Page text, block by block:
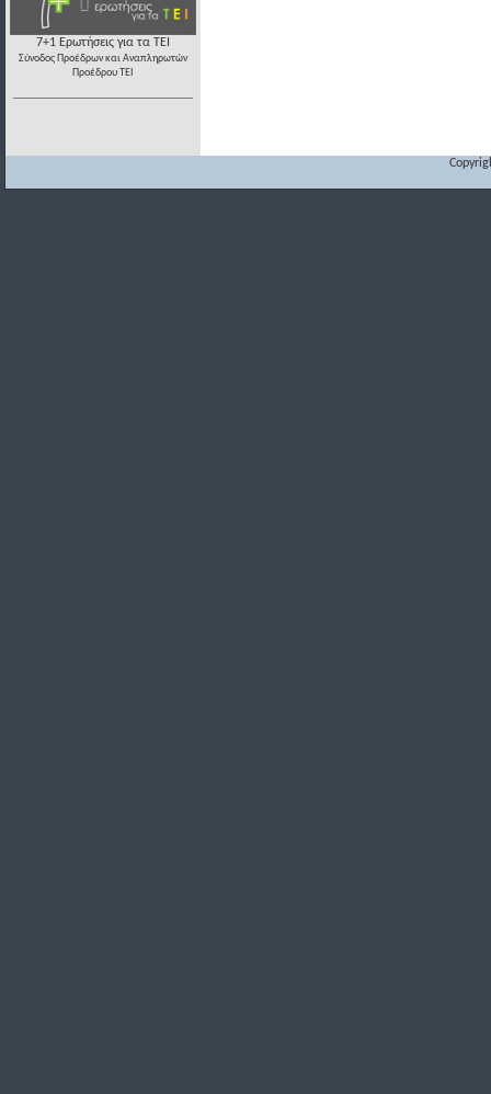
7+1 Ερωτήσεις για τα ΤΕΙ
Σύνοδος Προέδρων και Αναπληρωτών
Προέδρου ΤΕΙ